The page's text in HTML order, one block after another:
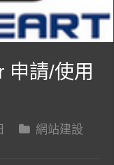
申請/使用
網站建設